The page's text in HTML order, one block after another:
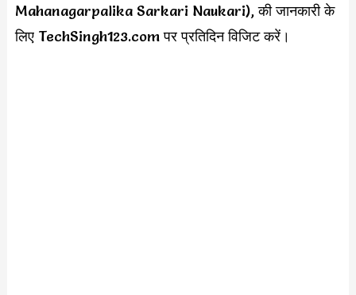
Mahanagarpalika Sarkari Naukari), की जानकारी के
लिए TechSingh123.com पर प्रतिदिन विजिट करें।